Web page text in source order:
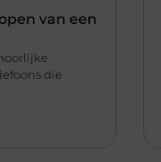
van een
die